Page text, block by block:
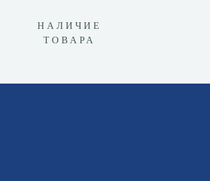
НАЛИЧИЕ
ТОВАРА